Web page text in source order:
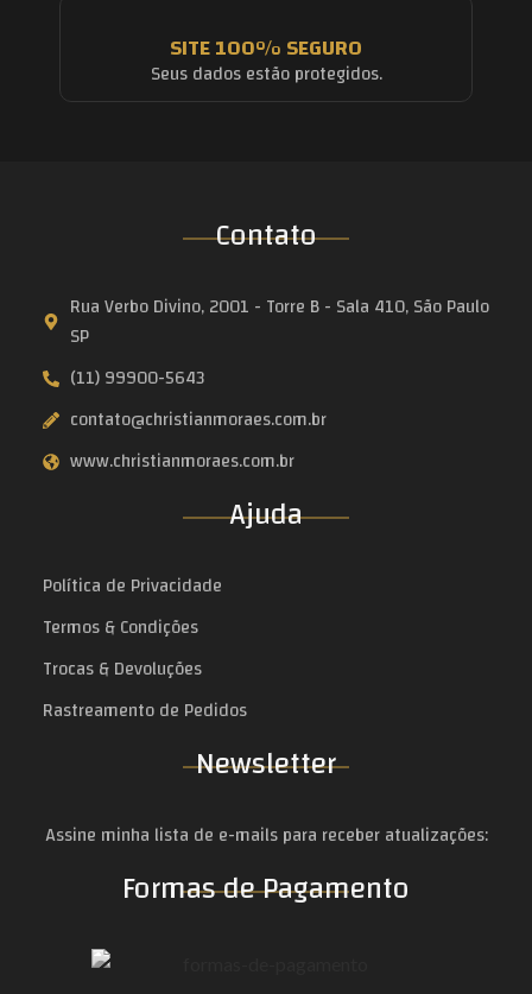
SITE 100% SEGURO
Seus dados estão protegidos.
Contato
Rua Verbo Divino, 2001 - Torre B - Sala 410, São Paulo
SP
(11) 99900-5643
contato@christianmoraes.com.br
www.christianmoraes.com.br
Ajuda
Política de Privacidade
Termos & Condições
Trocas & Devoluções
Rastreamento de Pedidos
Newsletter
Assine minha lista de e-mails para receber atualizações:
Formas de Pagamento